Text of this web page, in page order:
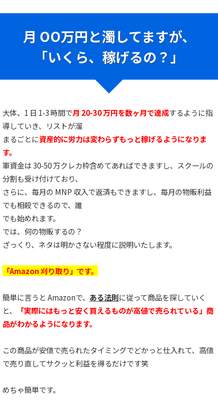
月 OO万円と濁してますが、
「いくら、稼げるの？」
大体、1 日 1-3 時間で月 20-30 万円を数ヶ月で達成するように指
導していき、リストが溜
まるごとに資産的に労力は変わらずもっと稼げるようになりま
す。
軍資金は 30-50 万クレカ枠含めてあればできますし、スクールの
分割も受け付けており、
さらに、毎月の MNP 収入で返済もできますし、毎月の物販利益
でも相殺できるので、誰
でも始めれます。
では、何の物販するの？
ざっくり、ネタは明かさない程度に説明いたします。
「Amazon 刈り取り」です。
簡単に言うと Amazonで、 ある法則に従って商品を探していく
と、
「実際にはもっと安く買えるものが高値で売られている」商
品がわかるようになります。
この商品が安値で売られたタイミングでどかっと仕入れて、高値
で売り直してサクッと利益を得るだけです笑
めちゃ簡単です。